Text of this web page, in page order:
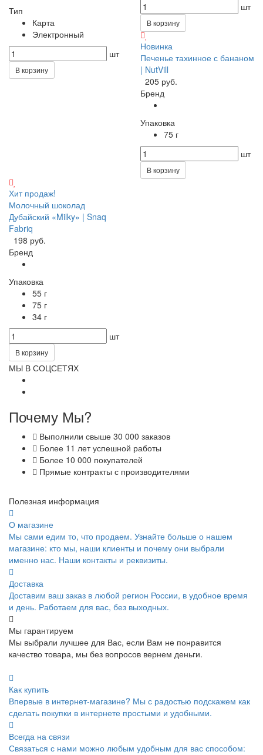
Тип
Карта
Электронный
шт
В корзину
шт
В корзину
Новинка
Печенье тахинное с бананом
| NutVill
205 руб.
Бренд
Упаковка
75 г
шт
В корзину
Хит продаж!
Молочный шоколад
Дубайский «Milky» | Snaq
Fabriq
198 руб.
Бренд
Упаковка
55 г
75 г
34 г
шт
В корзину
МЫ В СОЦСЕТЯХ
Почему Мы?
Выполнили свыше 30 000 заказов
Более 11 лет успешной работы
Более 10 000 покупателей
Прямые контракты с производителями
Полезная информация
О магазине
Мы сами едим то, что продаем. Узнайте больше о нашем
магазине: кто мы, наши клиенты и почему они выбрали
именно нас. Наши контакты и реквизиты.
Доставка
Доставим ваш заказ в любой регион России, в удобное время
и день. Работаем для вас, без выходных.
Мы гарантируем
Мы выбрали лучшее для Вас, если Вам не понравится
качество товара, мы без вопросов вернем деньги.
Как купить
Впервые в интернет-магазине? Мы с радостью подскажем как
сделать покупки в интернете простыми и удобными.
Всегда на связи
Связаться с нами можно любым удобным для вас способом: